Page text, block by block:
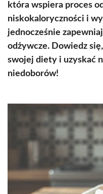
która wspiera proces
niskokaloryczności i
jednocześnie
odżywcze. Dowiedz
swojej diety i uzyskać
niedoborów!